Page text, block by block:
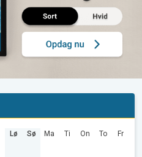
Lø Sø Ma Ti On To Fr